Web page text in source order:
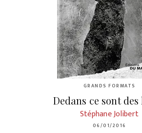
GRANDS FORMATS
Dedans ce sont des
Stéphane Jolibert
06/01/2016